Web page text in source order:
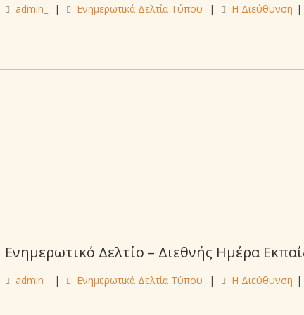
admin_ | Ενημερωτικά Δελτία Τύπου | Η Διεύθυνση |
Ενημερωτικό Δελτίο – Διεθνής Ημέρα
admin_ | Ενημερωτικά Δελτία Τύπου | Η Διεύθυνση |